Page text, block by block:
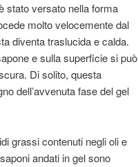
stato versato nella forma
molto velocemente dal
diventa traslucida e calda.
e sulla superficie si può
Di solito, questa
dell’avvenuta fase del gel
grassi contenuti negli oli e
andati in gel sono